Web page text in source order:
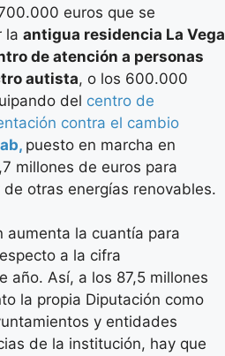
euros que se
la antigua residencia La Vega
de atención a personas
autista, o los 600.000
del centro de
contra el cambio
puesto en marcha en
millones de euros para
otras energías renovables.
aumenta la cuantía para
a la cifra
año. Así, a los 87,5 millones
la propia Diputación como
y entidades
de la institución, hay que